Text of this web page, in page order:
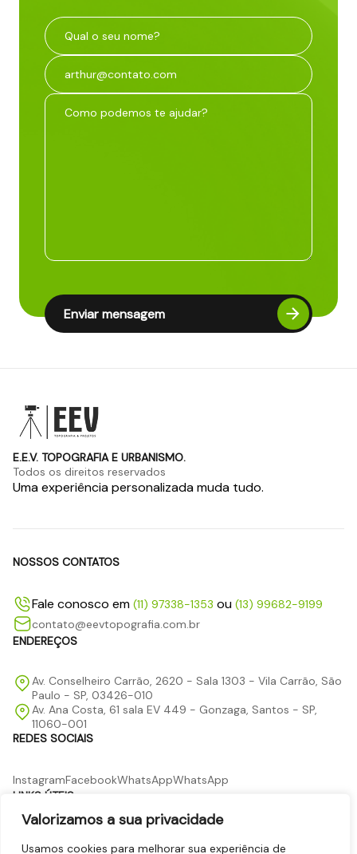
Valorizamos a sua privacidade
Usamos cookies para melhorar sua experiência de
Enviar mensagem
E.E.V. TOPOGRAFIA E URBANISMO.
Todos os direitos reservados
Uma experiência personalizada muda tudo.
NOSSOS CONTATOS
Fale conosco em (11) 97338-1353 ou (13) 99682-9199
contato@eevtopografia.com.br
ENDEREÇOS
Av. Conselheiro Carrão, 2620 - Sala 1303 - Vila Carrão, São
Paulo - SP, 03426-010
Av. Ana Costa, 61 sala EV 449 - Gonzaga, Santos - SP,
11060-001
REDES SOCIAIS
InstagramFacebookWhatsAppWhatsApp
LINKS ÚTEIS